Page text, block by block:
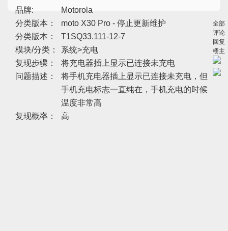
品牌:
Motorola
分类版本：
moto X30 Pro - 停止更新维护
分类版本：
T1SQ33.111-12-7
模块/分类：
系统>充电
复现步骤：
将充电器插上显示已连接未充电
问题描述：
将手机充电器插上显示已连接未充电，但
手机充电标志一直纯在，手机充电的时候
温度非常高
复现概率：
高
全部
评论
回复
楼主